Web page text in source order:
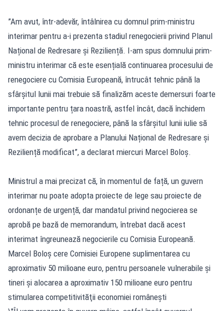
”Am avut, într-adevăr, întâlnirea cu domnul prim-ministru
interimar pentru a-i prezenta stadiul renegocierii privind Planul
Național de Redresare și Reziliență. I-am spus domnului prim-
ministru interimar că este esențială continuarea procesului de
renegociere cu Comisia Europeană, întrucât tehnic până la
sfârșitul lunii mai trebuie să finalizăm aceste demersuri foarte
importante pentru țara noastră, astfel încât, dacă închidem
tehnic procesul de renegociere, până la sfârșitul lunii iulie să
avem decizia de aprobare a Planului Național de Redresare și
Reziliență modificat”, a declarat miercuri Marcel Boloș.
Ministrul a mai precizat că, în momentul de față, un guvern
interimar nu poate adopta proiecte de lege sau proiecte de
ordonanțe de urgență, dar mandatul privind negocierea se
aprobă pe bază de memorandum, întrebat dacă acest
interimat îngreunează negocierile cu Comisia Europeană.
Marcel Boloş cere Comisiei Europene suplimentarea cu
aproximativ 50 milioane euro, pentru persoanele vulnerabile şi
tineri și alocarea a aproximativ 150 milioane euro pentru
stimularea competitivităţii economiei româneşti